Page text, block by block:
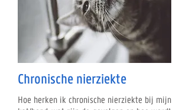
Chronische nierziekte
Hoe herken ik chronische nierziekte bij mijn